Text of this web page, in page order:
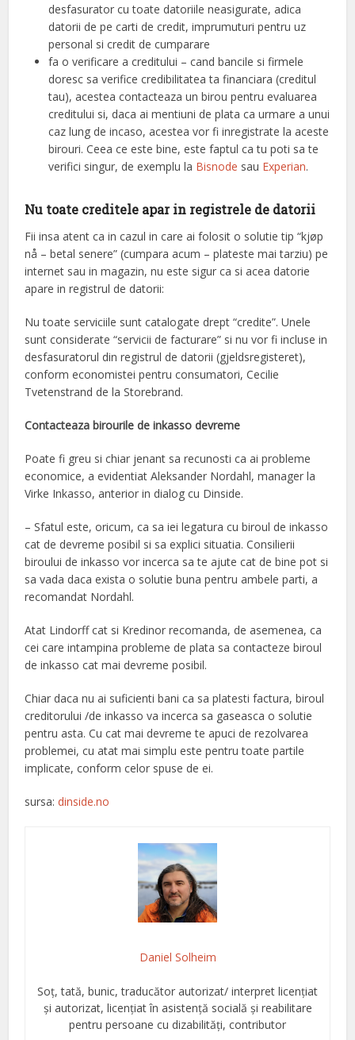
desfasurator cu toate datoriile neasigurate, adica
datorii de pe carti de credit, imprumuturi pentru uz
personal si credit de cumparare
fa o verificare a creditului – cand bancile si firmele
doresc sa verifice credibilitatea ta financiara (creditul
tau), acestea contacteaza un birou pentru evaluarea
creditului si, daca ai mentiuni de plata ca urmare a unui
caz lung de incaso, acestea vor fi inregistrate la aceste
birouri. Ceea ce este bine, este faptul ca tu poti sa te
verifici singur, de exemplu la Bisnode sau Experian.
Nu toate creditele apar in registrele de datorii
Fii insa atent ca in cazul in care ai folosit o solutie tip “kjøp
nå – betal senere” (cumpara acum – plateste mai tarziu) pe
internet sau in magazin, nu este sigur ca si acea datorie
apare in registrul de datorii:
Nu toate serviciile sunt catalogate drept “credite”. Unele
sunt considerate “servicii de facturare” si nu vor fi incluse in
desfasuratorul din registrul de datorii (gjeldsregisteret),
conform economistei pentru consumatori, Cecilie
Tvetenstrand de la Storebrand.
Contacteaza birourile de inkasso devreme
Poate fi greu si chiar jenant sa recunosti ca ai probleme
economice, a evidentiat Aleksander Nordahl, manager la
Virke Inkasso, anterior in dialog cu Dinside.
– Sfatul este, oricum, ca sa iei legatura cu biroul de inkasso
cat de devreme posibil si sa explici situatia. Consilierii
biroului de inkasso vor incerca sa te ajute cat de bine pot si
sa vada daca exista o solutie buna pentru ambele parti, a
recomandat Nordahl.
Atat Lindorff cat si Kredinor recomanda, de asemenea, ca
cei care intampina probleme de plata sa contacteze biroul
de inkasso cat mai devreme posibil.
Chiar daca nu ai suficienti bani ca sa platesti factura, biroul
creditorului /de inkasso va incerca sa gaseasca o solutie
pentru asta. Cu cat mai devreme te apuci de rezolvarea
problemei, cu atat mai simplu este pentru toate partile
implicate, conform celor spuse de ei.
sursa:dinside.no
Daniel Solheim
Soț, tată, bunic, traducător autorizat/ interpret licențiat
și autorizat, licențiat în asistență socială și reabilitare
pentru persoane cu dizabilități, contributor